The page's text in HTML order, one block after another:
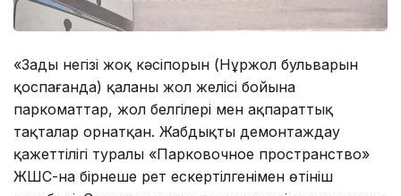
«Заңды негізі жоқ кәсіпорын (Нұржол бульварын
қоспағанда) қаланың жол желісі бойына
паркоматтар, жол белгілері мен ақпараттық
тақталар орнатқан. Жабдықты демонтаждау
қажеттілігі туралы «Парковочное пространство»
ЖШС-на бірнеше рет ескертілгенімен өтініш